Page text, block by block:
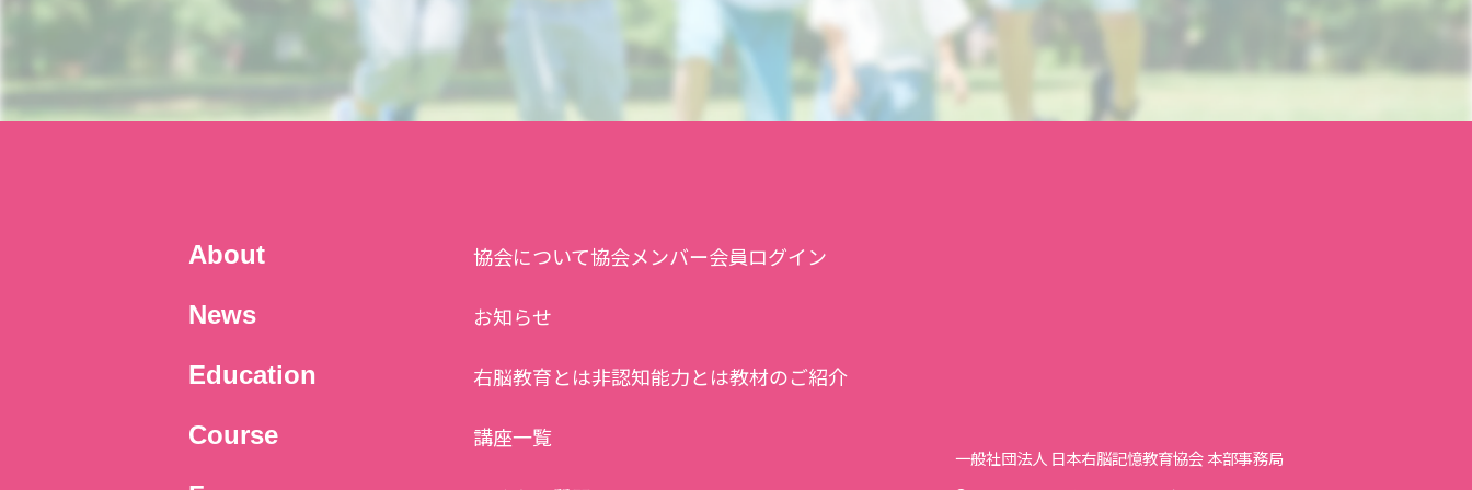
About
News
Education
Course
協会について協会メンバー会員ログイン
お知らせ
右脳教育とは非認知能力とは教材のご紹介
講座一覧
一般社団法人 日本右脳記憶教育協会 本部事務局